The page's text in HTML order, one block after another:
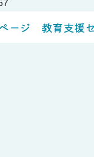
ージ 教育支援